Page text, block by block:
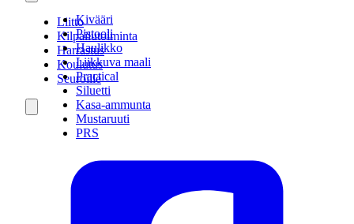
Kivääri
Pistooli
Haulikko
Liikkuva maali
Practical
Siluetti
Kasa-ammunta
Mustaruuti
PRS
Liitto
Kilpailutoiminta
Harrastus
Koulutus
Seuroille